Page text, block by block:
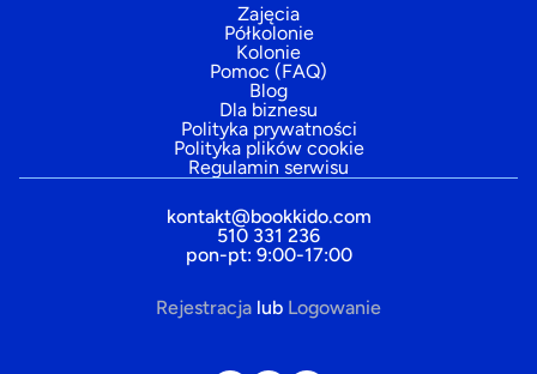
Zajęcia
Półkolonie
Kolonie
Pomoc (FAQ)
Blog
Dla biznesu
Polityka prywatności
Polityka plików cookie
Regulamin serwisu
kontakt@bookkido.com
510 331 236
pon-pt: 9:00-17:00
Rejestracja lub Logowanie